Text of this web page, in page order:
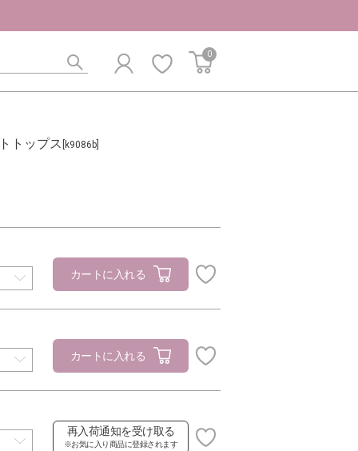
0
トップス [k9086b]
カートに入れる
カートに入れる
再入荷通知を受け取る
※お気に入り商品に登録されます